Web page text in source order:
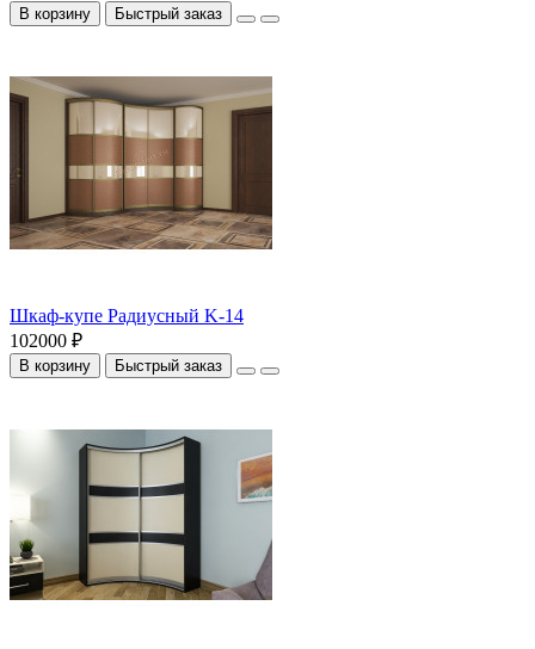
В корзину Быстрый заказ
Шкаф-купе Радиусный K-14
102000 ₽
В корзину Быстрый заказ